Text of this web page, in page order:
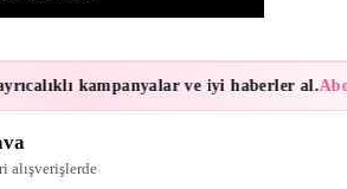
kampanyalar ve iyi haberler al.
alışverişlerde